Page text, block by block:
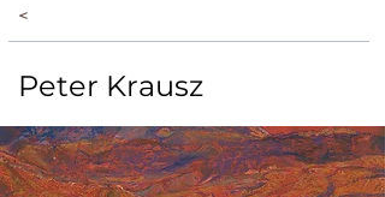
<
Peter Krausz